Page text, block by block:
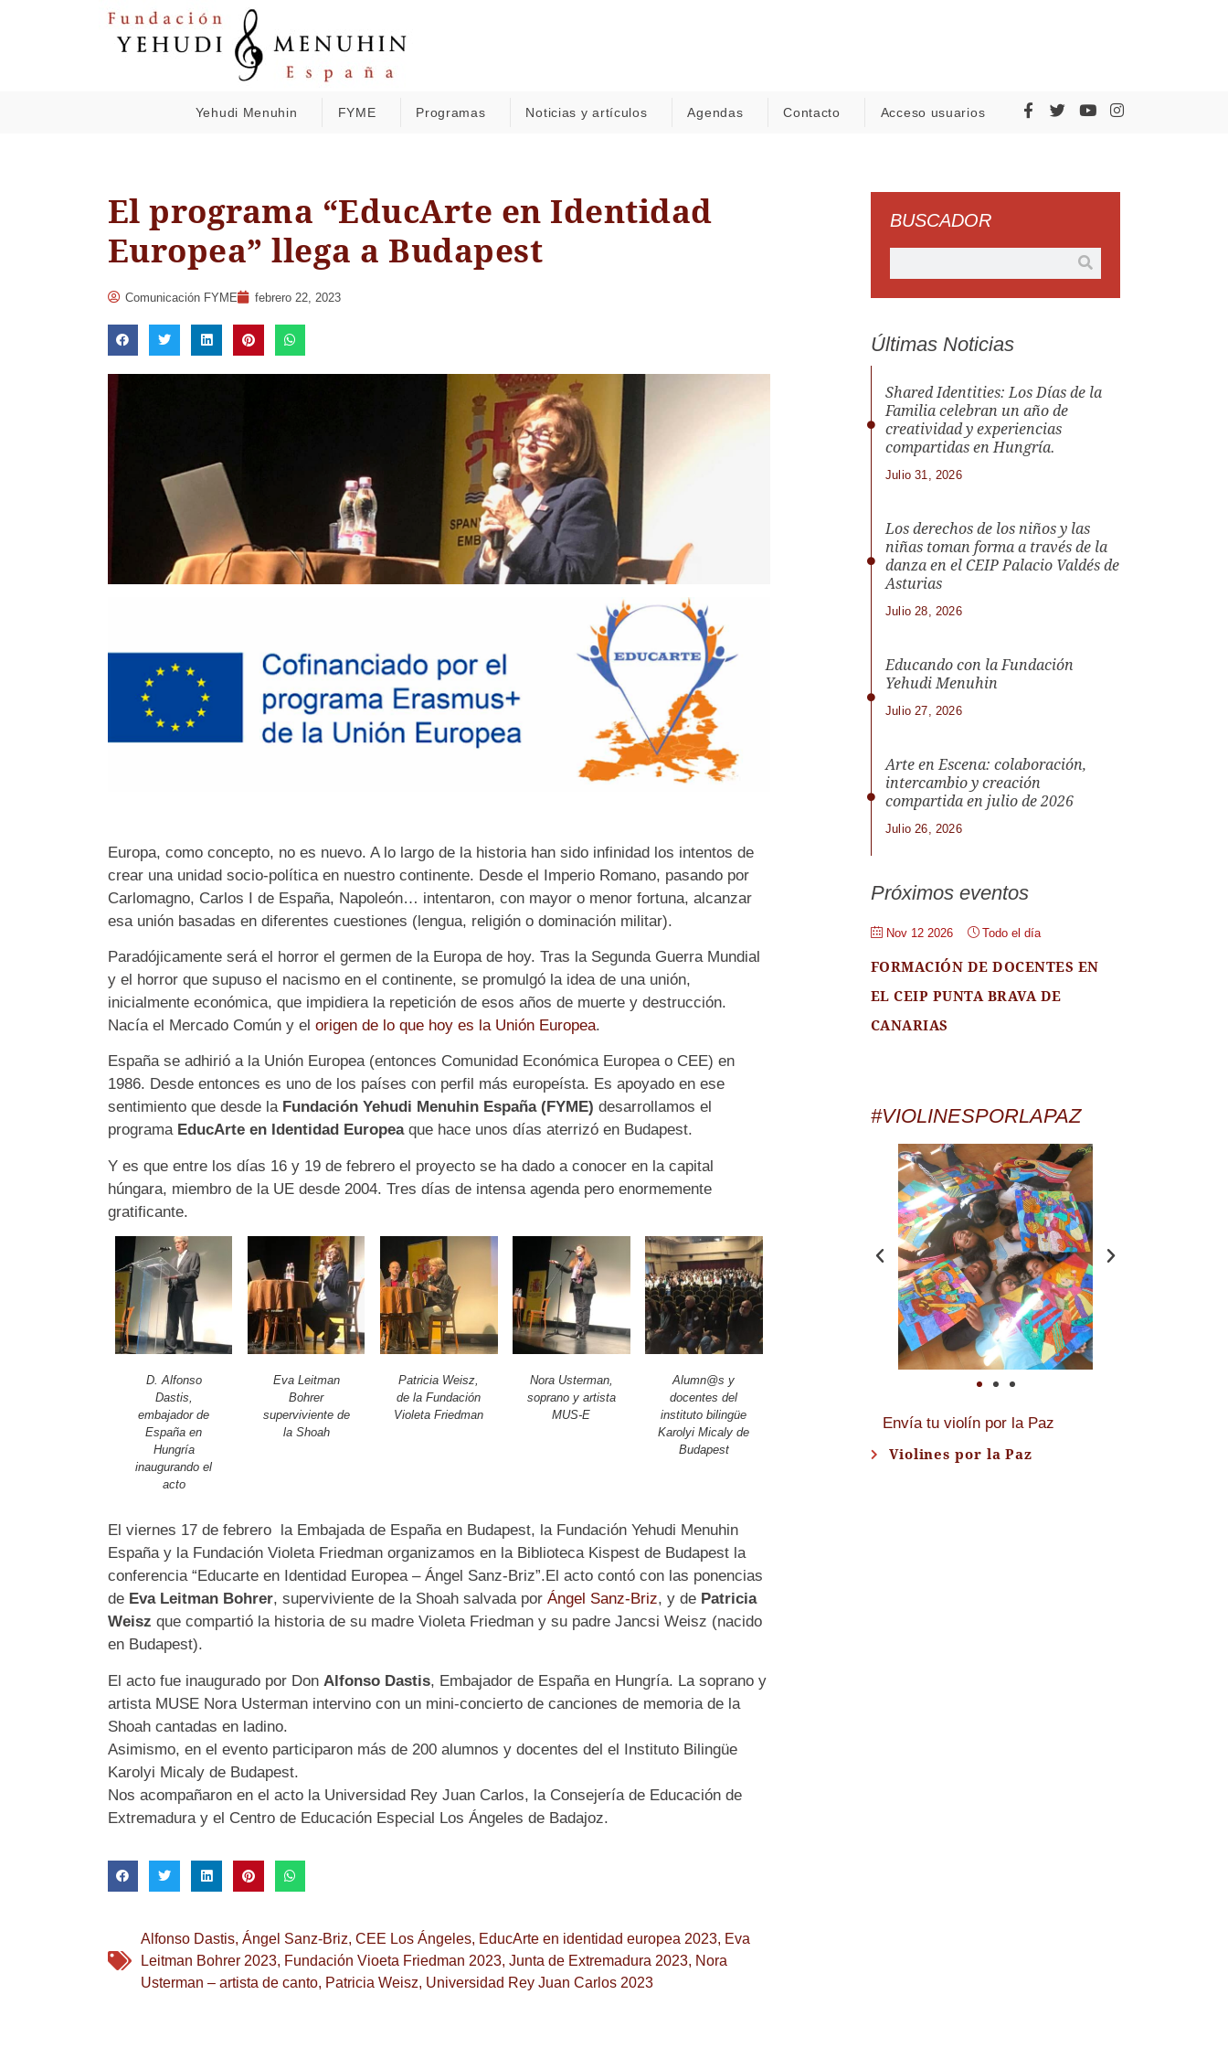
Yehudi Menuhin FYME Programas Noticias y artículos Agendas Contacto Acceso usuarios
El programa “EducArte en Identidad
Europea” llega a Budapest
Comunicación FYME febrero 22, 2023
Europa, como concepto, no es nuevo. A lo largo de la historia han sido infinidad los intentos de
crear una unidad socio-política en nuestro continente. Desde el Imperio Romano, pasando por
Carlomagno, Carlos I de España, Napoleón… intentaron, con mayor o menor fortuna, alcanzar
esa unión basadas en diferentes cuestiones (lengua, religión o dominación militar).
Paradójicamente será el horror el germen de la Europa de hoy. Tras la Segunda Guerra Mundial
y el horror que supuso el nacismo en el continente, se promulgó la idea de una unión,
inicialmente económica, que impidiera la repetición de esos años de muerte y destrucción.
Nacía el Mercado Común y el origen de lo que hoy es la Unión Europea.
España se adhirió a la Unión Europea (entonces Comunidad Económica Europea o CEE) en
1986. Desde entonces es uno de los países con perfil más europeísta. Es apoyado en ese
sentimiento que desde la Fundación Yehudi Menuhin España (FYME) desarrollamos el
programa EducArte en Identidad Europeaque hace unos días aterrizó en Budapest.
Y es que entre los días 16 y 19 de febrero el proyecto se ha dado a conocer en la capital
húngara, miembro de la UE desde 2004. Tres días de intensa agenda pero enormemente
gratificante.
D. Alfonso
Dastis,
embajador de
España en
Hungría
inaugurando el
acto
Eva Leitman
Bohrer
superviviente de
la Shoah
Patricia Weisz,
de la Fundación
Violeta Friedman
Nora Usterman,
soprano y artista
MUS-E
Alumn@s y
docentes del
instituto bilingüe
Karolyi Micaly de
Budapest
El viernes 17 de febrero la Embajada de España en Budapest, la Fundación Yehudi Menuhin
España y la Fundación Violeta Friedman organizamos en la Biblioteca Kispest de Budapest la
conferencia “Educarte en Identidad Europea – Ángel Sanz-Briz”.El acto contó con las ponencias
de Eva Leitman Bohrer, superviviente de la Shoah salvada por Ángel Sanz-Briz, y de Patricia
Weisz que compartió la historia de su madre Violeta Friedman y su padre Jancsi Weisz (nacido
en Budapest).
El acto fue inaugurado por Don Alfonso Dastis, Embajador de España en Hungría. La soprano y
artista MUSE Nora Usterman intervino con un mini-concierto de canciones de memoria de la
Shoah cantadas en ladino.
Asimismo, en el evento participaron más de 200 alumnos y docentes del el Instituto Bilingüe
Karolyi Micaly de Budapest.
Nos acompañaron en el acto la Universidad Rey Juan Carlos, la Consejería de Educación de
Extremadura y el Centro de Educación Especial Los Ángeles de Badajoz.
Alfonso Dastis, Ángel Sanz-Briz, CEE Los Ángeles, EducArte en identidad europea 2023, Eva
Leitman Bohrer 2023, Fundación Vioeta Friedman 2023, Junta de Extremadura 2023, Nora
Usterman – artista de canto, Patricia Weisz, Universidad Rey Juan Carlos 2023
BUSCADOR
Últimas Noticias
Shared Identities: Los Días de la
Familia celebran un año de
creatividad y experiencias
compartidas en Hungría.
Julio 31, 2026
Los derechos de los niños y las
niñas toman forma a través de la
danza en el CEIP Palacio Valdés de
Asturias
Julio 28, 2026
Educando con la Fundación
Yehudi Menuhin
Julio 27, 2026
Arte en Escena: colaboración,
intercambio y creación
compartida en julio de 2026
Julio 26, 2026
Próximos eventos
Nov 12 2026 Todo el día
FORMACIÓN DE DOCENTES EN
EL CEIP PUNTA BRAVA DE
CANARIAS
#VIOLINESPORLAPAZ
Envía tu violín por la Paz
Violines por la Paz